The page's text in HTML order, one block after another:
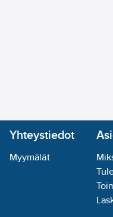
Yhteystiedot
Myymälät